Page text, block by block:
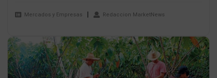
Mercados y Empresas Redaccion MarketNews